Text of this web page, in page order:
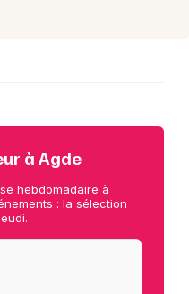
à Agde
hebdomadaire à
: la sélection